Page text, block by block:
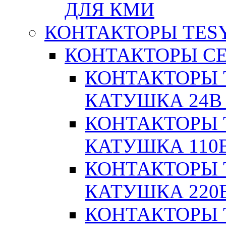
ДЛЯ КМИ
КОНТАКТОРЫ
КОНТАКТОРЫ
КОНТАКТОРЫ
КАТУШКА 24В
КОНТАКТОРЫ
КАТУШКА
КОНТАКТОРЫ
КАТУШКА
КОНТАКТОРЫ